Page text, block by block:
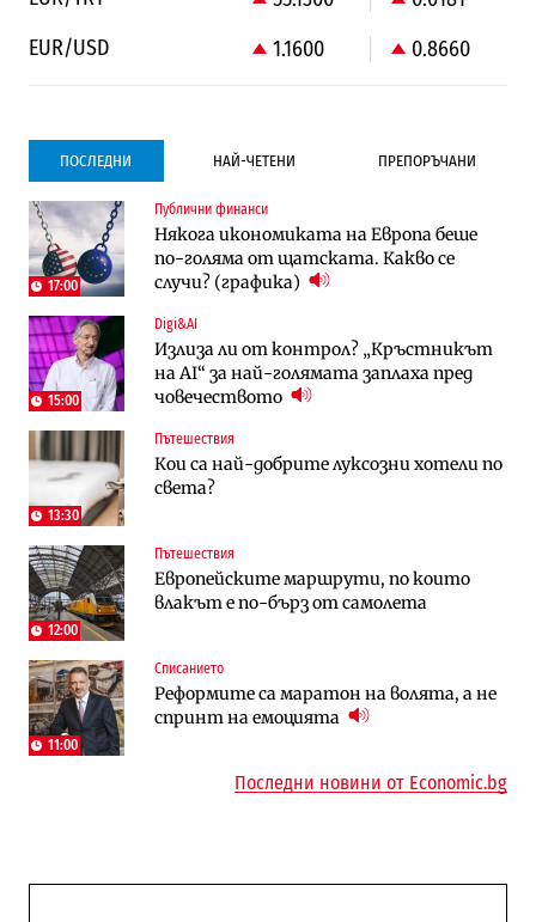
EUR/USD
1.1600 0.8660
ПОСЛЕДНИ НАЙ-ЧЕТЕНИ ПРЕПОРЪЧАНИ
17:00
Публични финанси
Някога икономиката на Европа беше
по-голяма от щатската. Какво се
случи? (графика)
15:00
Digi&AI
Излиза ли от контрол? „Кръстникът
на AI“ за най-голямата заплаха пред
човечеството
13:30
Пътешествия
Кои са най-добрите луксозни хотели по
света?
12:00
Пътешествия
Европейските маршрути, по които
влакът е по-бърз от самолета
11:00
Списанието
Реформите са маратон на волята, а не
спринт на емоцията
Градоустройство
Столична община избра изпълнител за
преместването на трамвайното
трасе по бул. „Скобелев“
Компании
Vivacom предлага над 150 устройства с
90% отстъпка през август
Компании
„Ендуросат“ ще строи огромен
космически и отбранителен център в
Енергетика
Държавният ТЕЦ „Марица изток 2“
работи с 5 блока
Енергетика
АЕЦ „Козлодуй“ ще работи само още
няколко седмици, ако сушата продължи
Компании
Vivacom предлага над 150 устройства с
90% отстъпка през август
Градоустройство
Столична община избра изпълнител за
преместването на трамвайното
трасе по бул. „Скобелев“
Енергетика
Държавният ТЕЦ „Марица изток 2“
работи с 5 блока
Компании
„Ендуросат“ ще строи огромен
космически и отбранителен център в
Регулации
Лекарствата за редки болести
попадат в капан на обществените
Последни новини от Economic.bg